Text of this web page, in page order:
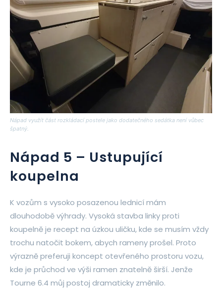
Nápad využít část rozkládací postele jako dodatečného sedátka není vůbec
špatný.
Nápad 5 – Ustupující
koupelna
K vozům s vysoko posazenou lednicí mám
dlouhodobě výhrady. Vysoká stavba linky proti
koupelně je recept na úzkou uličku, kde se musím vždy
trochu natočit bokem, abych rameny prošel. Proto
výrazně preferuji koncept otevřeného prostoru vozu,
kde je průchod ve výši ramen znatelně širší. Jenže
Tourne 6.4 můj postoj dramaticky změnilo.